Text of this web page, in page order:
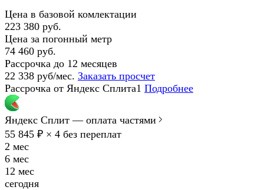
Цена в базовой комлектации
223 380 руб.
Цена за погонный метр
74 460 руб.
Рассрочка до 12 месяцев
22 338 руб/мес. Заказать просчет
Рассрочка от Яндекс Сплита1 Подробнее
Яндекс Сплит — оплата частями
55 845 ₽ × 4 без переплат
2 мес
6 мес
12 мес
сегодня